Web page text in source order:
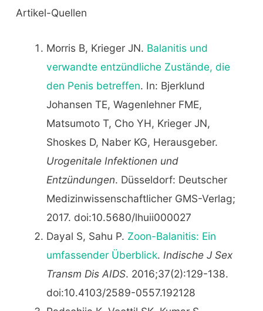
Artikel-Quellen
Morris B, Krieger JN. Balanitis und
verwandte entzündliche Zustände, die
den Penis betreffen. In: Bjerklund
Johansen TE, Wagenlehner FME,
Matsumoto T, Cho YH, Krieger JN,
Shoskes D, Naber KG, Herausgeber.
Urogenitale Infektionen und
Entzündungen. Düsseldorf: Deutscher
Medizinwissenschaftlicher GMS-Verlag;
2017. doi:10.5680/lhuii000027
Dayal S, Sahu P. Zoon-Balanitis: Ein
umfassender Überblick. Indische J Sex
Transm Dis AIDS. 2016;37(2):129-138.
doi:10.4103/2589-0557.192128